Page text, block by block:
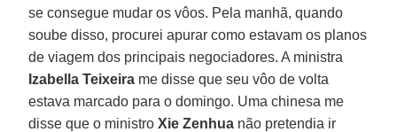
se consegue mudar os vôos. Pela manhã, quando
soube disso, procurei apurar como estavam os planos
de viagem dos principais negociadores. A ministra
Izabella Teixeira me disse que seu vôo de volta
estava marcado para o domingo. Uma chinesa me
disse que o ministro Xie Zenhua não pretendia ir